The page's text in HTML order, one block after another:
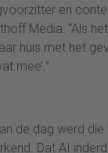
en
Media: “Als
huis met het
mee’.”
de dag werd
Dat AI